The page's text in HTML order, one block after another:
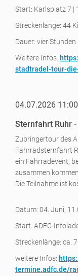
Start: Karlsplatz 7 |
Streckenlänge: 44
Dauer: vier Stunden
Weitere Infos:
stadtradel-tour-
04.07.2026 11:00
Sternfahrt Ruhr
Zubringertour des
Fahrradsternfahrt
ein Fahrradevent,
zusammen
Die Teilnahme ist
Datum: 04. Juni,
Start: ADFC-
Streckenlänge: ca.
weitere Infos:
termine.adfc.de/